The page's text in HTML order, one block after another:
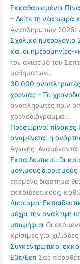
Εκκαθαρισμένοι
– Δείτε τη νέα σειρά
Αναπληρωτών 2026:
Σχολικό ημερολόγιο
και οι ημερομηνίες-
τον αγιασμό του
μαθημάτων…
30.000 αναπληρωτές
χρονιάς – Το
αναπληρωτές πριν
χρονοδιάγραμμα…
Προσωρινοί πίνακες
αναμένεται η
Αγωγής:
Εκπαιδευτικοί: Οι
μόνιμους
επόμενο διάστημα
εκπαιδευτικούς,
Διορισμοί
μέχρι την ανάληψη
υποψήφιοι Οι
κρίσιμες για
Συγκεντρωτικοί
Εβπ/Εεπ Σας